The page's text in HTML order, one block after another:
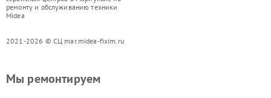
ремонту и обслуживанию техники
Midea
2021-2026 © СЦ mar.midea-fixim.ru
Мы ремонтируем